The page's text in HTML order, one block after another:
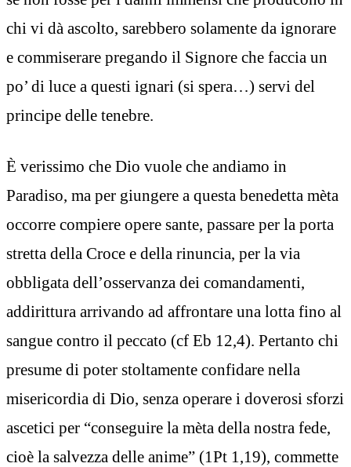
chi vi dà ascolto, sarebbero solamente da ignorare
e commiserare pregando il Signore che faccia un
po’ di luce a questi ignari (si spera…) servi del
principe delle tenebre.
È verissimo che Dio vuole che andiamo in
Paradiso, ma per giungere a questa benedetta mèta
occorre compiere opere sante, passare per la porta
stretta della Croce e della rinuncia, per la via
obbligata dell’osservanza dei comandamenti,
addirittura arrivando ad affrontare una lotta fino al
sangue contro il peccato (cf Eb 12,4). Pertanto chi
presume di poter stoltamente confidare nella
misericordia di Dio, senza operare i doverosi sforzi
ascetici per “conseguire la mèta della nostra fede,
cioè la salvezza delle anime” (1Pt 1,19), commette